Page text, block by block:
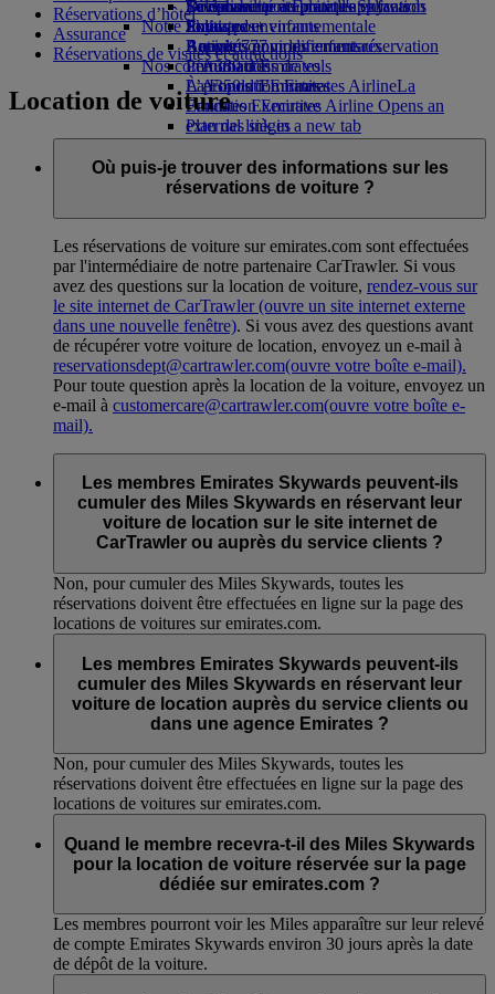
Boissons
Notre flotte
Boeing 777
L’A380 d’Emirates
L’A350 d’Emirates
Emirates Executive
Plan des sièges
Divertissements pour les enfants
Jouets pour enfants
Activités pour les enfants
La durabilité en pratique
Politique environnementale
Rapports environnementaux
Nos communautés
La Fondation Emirates AirlineLa
Fondation Emirates Airline Opens an
external link in a new tab
Parrainages
Se connecter à Emirates Skywards
Skywards+
Téléphone portable et l'application
Emirates
Annuler ou modifier une réservation
Perturbations de vols
À propos d’Emirates
Réservations d’hôtel
Assurance
Réservations de visites et attractions
Location de voiture
Où puis-je trouver des informations sur les
réservations de voiture ?
Les réservations de voiture sur emirates.com sont effectuées
par l'intermédiaire de notre partenaire CarTrawler. Si vous
avez des questions sur la location de voiture, rendez-vous sur
le site internet de CarTrawler(ouvre un site internet externe
dans une nouvelle fenêtre). Si vous avez des questions avant
de récupérer votre voiture de location, envoyez un e-mail à
reservationsdept@cartrawler.com(ouvre votre boîte e-mail).
Pour toute question après la location de la voiture, envoyez un
e-mail à customercare@cartrawler.com(ouvre votre boîte e-
mail).
Les membres Emirates Skywards peuvent-ils
cumuler des Miles Skywards en réservant leur
voiture de location sur le site internet de
CarTrawler ou auprès du service clients ?
Non, pour cumuler des Miles Skywards, toutes les
réservations doivent être effectuées en ligne sur la page des
locations de voitures sur emirates.com.
Les membres Emirates Skywards peuvent-ils
cumuler des Miles Skywards en réservant leur
voiture de location auprès du service clients ou
dans une agence Emirates ?
Non, pour cumuler des Miles Skywards, toutes les
réservations doivent être effectuées en ligne sur la page des
locations de voitures sur emirates.com.
Quand le membre recevra-t-il des Miles Skywards
pour la location de voiture réservée sur la page
dédiée sur emirates.com ?
Les membres pourront voir les Miles apparaître sur leur relevé
de compte Emirates Skywards environ 30 jours après la date
de dépôt de la voiture.